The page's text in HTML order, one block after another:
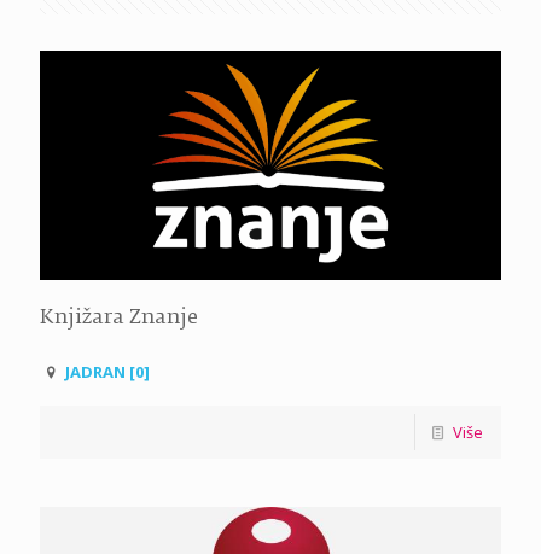
Knjižara Znanje
JADRAN [0]
Više